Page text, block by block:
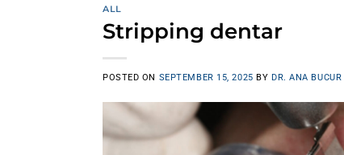
ALL
Stripping dentar
POSTED ON SEPTEMBER 15, 2025 BY DR. ANA BUCUR